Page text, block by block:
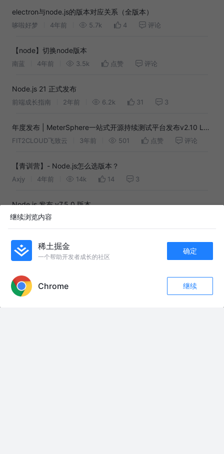
点赞
electron与node.js的版本对应关系（全版本）
哆啦好梦 4年前 5.7k 4 评论
【node】切换node版本
南蓝 4年前 3.5k 点赞 评论
Node.js 21 正式发布
前端成长指南 2年前 6.2k 31 3
年度发布 | MeterSphere一站式开源持续测试平台发布v2.10 LTS
版本
FIT2CLOUD飞致云 3年前 501 点赞 评论
【青训营】- Node.js怎么选版本？
Axjy 4年前 14k 14 3
Node.js 发布 v7.5.0 版本
梅楼封 9年前
栗子前端技术周刊第 60 期 - Node v22.12.0 LTS、Next.js
15.1、VSCode 1.96...
晓得迷路了 1年前 655
友情链接：
继续浏览内容
稀土掘金
一个帮助开发者成长的社区
确定
Chrome 继续